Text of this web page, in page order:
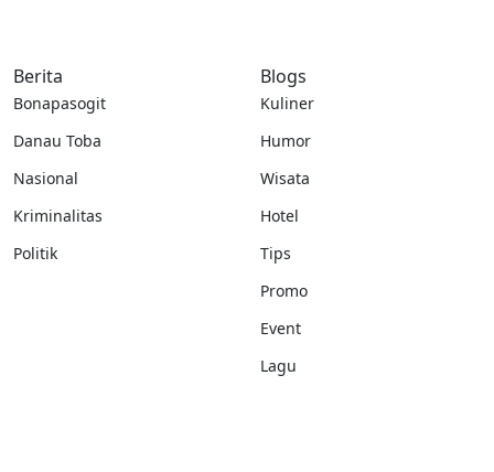
Berita
Bonapasogit
Danau Toba
Nasional
Kriminalitas
Politik
Blogs
Kuliner
Humor
Wisata
Hotel
Tips
Promo
Event
Lagu